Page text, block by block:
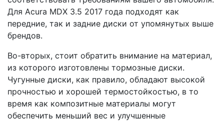
Для Acura MDX 3.5 2017 года подходят как
передние, так и задние диски от упомянутых выше
брендов.
Во-вторых, стоит обратить внимание на материал,
из которого изготовлены тормозные диски.
Чугунные диски, как правило, обладают высокой
прочностью и хорошей термостойкостью, в то
время как композитные материалы могут
обеспечить меньший вес и улучшенные